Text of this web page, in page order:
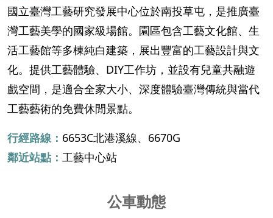
國立臺灣工藝研究發展中心位於南投草屯，是推廣臺
灣工藝美學的國家級場館。園區包含工藝文化館、生
活工藝館等多棟純白建築，展出豐富的工藝設計與文
化。提供工藝體驗、DIY工作坊，並設有兒童共融遊
戲空間，是適合全家大小、深度體驗臺灣傳統與當代
工藝藝術的免費休閒景點。
行經路線： 6653C北港溪線、6670G
鄰近站點： 工藝中心站
公車動態